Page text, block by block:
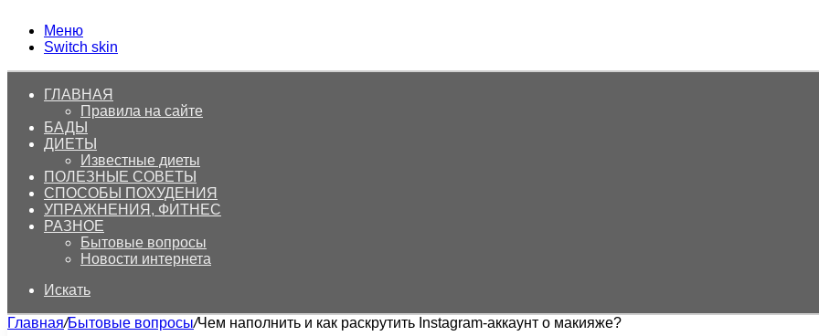
Меню
Switch skin
ГЛАВНАЯ
Правила на сайте
БАДЫ
ДИЕТЫ
Известные диеты
ПОЛЕЗНЫЕ СОВЕТЫ
СПОСОБЫ ПОХУДЕНИЯ
УПРАЖНЕНИЯ, ФИТНЕС
РАЗНОЕ
Бытовые вопросы
Новости интернета
Искать
Главная/Бытовые вопросы/Чем наполнить и как раскрутить Instagram-аккаунт о макияже?